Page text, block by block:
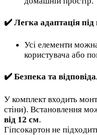
✔️ Легка адаптація
Усі елементи
користувача або
✔️ Безпека та
У комплект входить
стіни). Встановлення
від 12 см.
Гіпсокартон не